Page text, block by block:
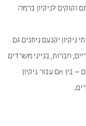
לניקיון ברמה
ניקיון יקנעם ניתנים גם
חברות, בנייני משרדים
בין אם עבור ניקיון